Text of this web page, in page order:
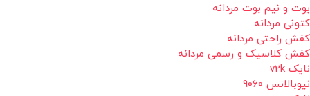
بوت و نیم بوت مردانه
کتونی مردانه
کفش راحتی مردانه
کفش کلاسیک و رسمی مردانه
نایک v2k
نیوبالانس 9060